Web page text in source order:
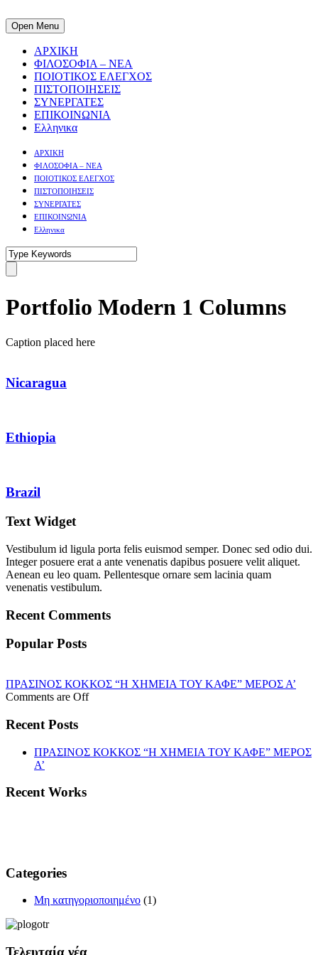
Open Menu
ΑΡΧΙΚΗ
ΦΙΛΟΣΟΦΙΑ – ΝΕΑ
ΠΟΙΟΤΙΚΟΣ ΕΛΕΓΧΟΣ
ΠΙΣΤΟΠΟΙΗΣΕΙΣ
ΣΥΝΕΡΓΑΤΕΣ
ΕΠΙΚΟΙΝΩΝΙΑ
Ελληνικα
ΑΡΧΙΚΗ
ΦΙΛΟΣΟΦΙΑ – ΝΕΑ
ΠΟΙΟΤΙΚΟΣ ΕΛΕΓΧΟΣ
ΠΙΣΤΟΠΟΙΗΣΕΙΣ
ΣΥΝΕΡΓΑΤΕΣ
ΕΠΙΚΟΙΝΩΝΙΑ
Ελληνικα
Portfolio Modern 1 Columns
Caption placed here
Nicaragua
Ethiopia
Brazil
Text Widget
Vestibulum id ligula porta felis euismod semper. Donec sed odio dui.
Integer posuere erat a ante venenatis dapibus posuere velit aliquet.
Aenean eu leo quam. Pellentesque ornare sem lacinia quam
venenatis vestibulum.
Recent Comments
Popular Posts
ΠΡΑΣΙΝΟΣ ΚΟΚΚΟΣ “Η ΧΗΜΕΙΑ ΤΟΥ ΚΑΦΕ” ΜΕΡΟΣ Α’
Comments are Off
Recent Posts
ΠΡΑΣΙΝΟΣ ΚΟΚΚΟΣ “Η ΧΗΜΕΙΑ ΤΟΥ ΚΑΦΕ” ΜΕΡΟΣ
Α’
Recent Works
Categories
Μη κατηγοριοποιημένο (1)
Τελευταία νέα